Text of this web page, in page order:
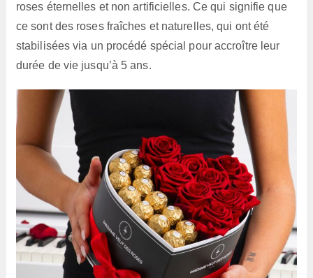
roses éternelles et non artificielles. Ce qui signifie que
ce sont des roses fraîches et naturelles, qui ont été
stabilisées via un procédé spécial pour accroître leur
durée de vie jusqu’à 5 ans.